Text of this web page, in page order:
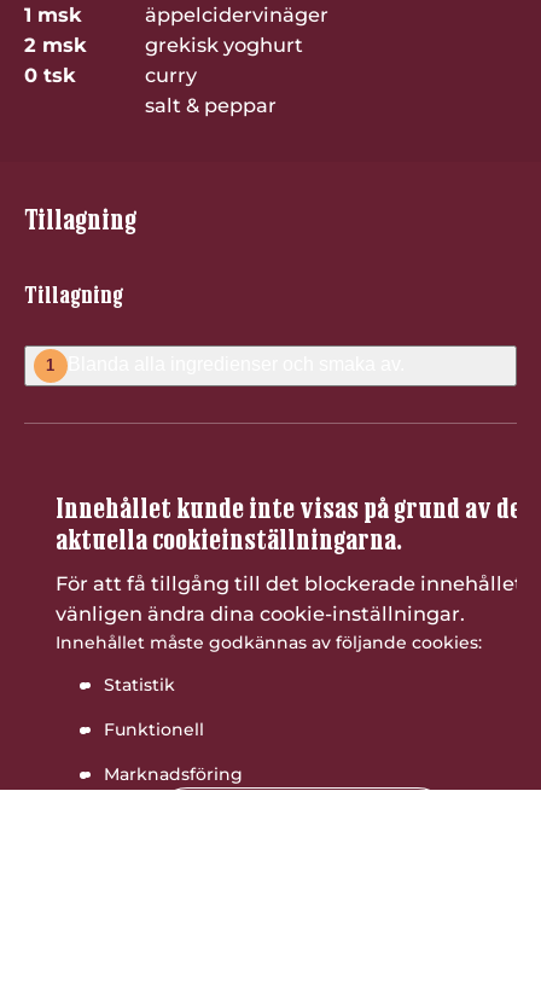
1 msk
äppelcidervinäger
2 msk
grekisk yoghurt
0 tsk
curry
salt & peppar
Tillagning
Tillagning
1 Blanda alla ingredienser och smaka av.
Innehållet kunde inte visas på grund av de
aktuella cookieinställningarna.
För att få tillgång till det blockerade innehållet,
vänligen ändra dina cookie-inställningar.
Innehållet måste godkännas av följande cookies:
Statistik
Funktionell
Marknadsföring